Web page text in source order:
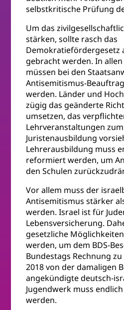
selbstkritische Prüfung
Um das
stärken, sollte rasch das
Demokratiefördergesetz
gebracht werden. In
müssen bei den
Antisemitismus-
werden. Länder und
zügig das geänderte
umsetzen, das
Lehrveranstaltungen
Juristenausbildung
Lehrerausbildung muss
reformiert werden, um
den Schulen
Vor allem muss der
Antisemitismus stärker
werden. Israel ist für
Lebensversicherung.
gesetzliche
werden, um dem BDS-
Bundestags Rechnung
2018 von der damaligen
angekündigte deutsch-
Jugendwerk muss
werden.